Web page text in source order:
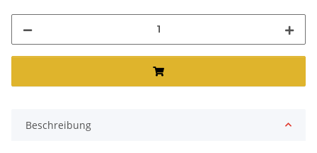
Beschreibung